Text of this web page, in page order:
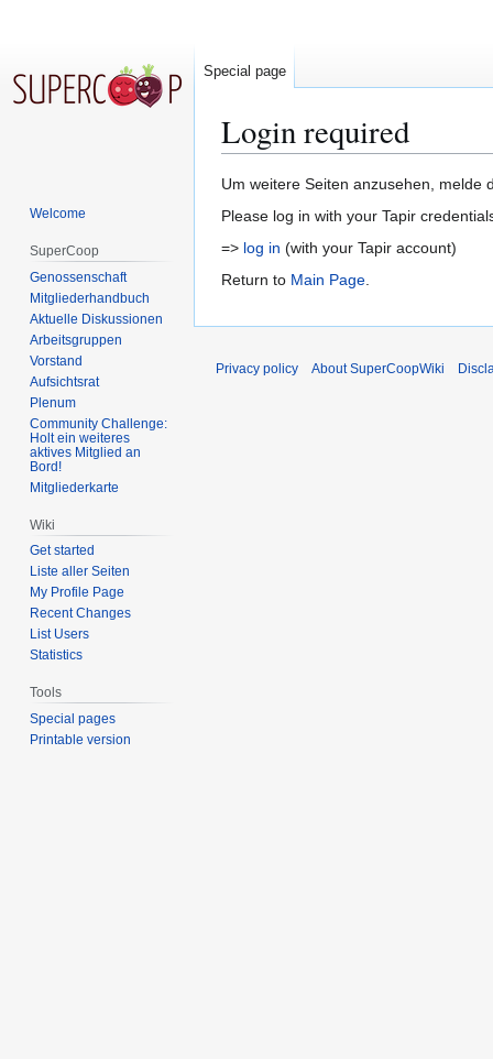
Login required
Jump
to
Jump
to
Um weitere Seiten anzusehen, melde
Please log in with your Tapir
=> log in (with your Tapir account)
Return to Main Page.
Special page
Welcome
SuperCoop
Genossenschaft
Mitgliederhandbuch
Aktuelle Diskussionen
Arbeitsgruppen
Vorstand
Aufsichtsrat
Plenum
Community Challenge:
Holt ein weiteres
aktives Mitglied an
Bord!
Mitgliederkarte
Wiki
Get started
Liste aller Seiten
My Profile Page
Recent Changes
List Users
Statistics
Tools
Special pages
Printable version
Privacy policy About SuperCoopWiki